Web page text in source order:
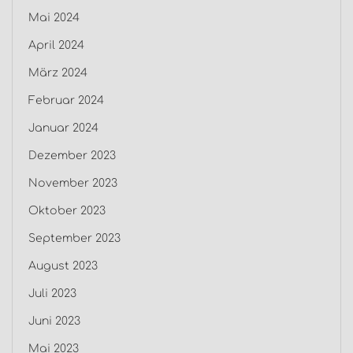
Mai 2024
April 2024
März 2024
Februar 2024
Januar 2024
Dezember 2023
November 2023
Oktober 2023
September 2023
August 2023
Juli 2023
Juni 2023
Mai 2023